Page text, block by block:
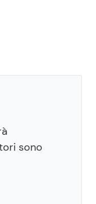
sono